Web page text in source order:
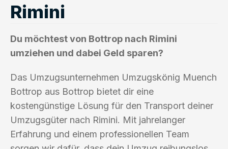
Rimini
Du möchtest von Bottrop nach Rimini
umziehen und dabei Geld sparen?
Das Umzugsunternehmen Umzugskönig Muench
Bottrop aus Bottrop bietet dir eine
kostengünstige Lösung für den Transport deiner
Umzugsgüter nach Rimini. Mit jahrelanger
Erfahrung und einem professionellen Team